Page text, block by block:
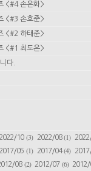
<#4 손은화>
<#3 손호준>
<#2 하태준>
<#1 최도은>
다.
2022/10 (3) 2022/08(1)
2017/05 (1) 2017/04(4)
08 (2) 2012/07 (6)